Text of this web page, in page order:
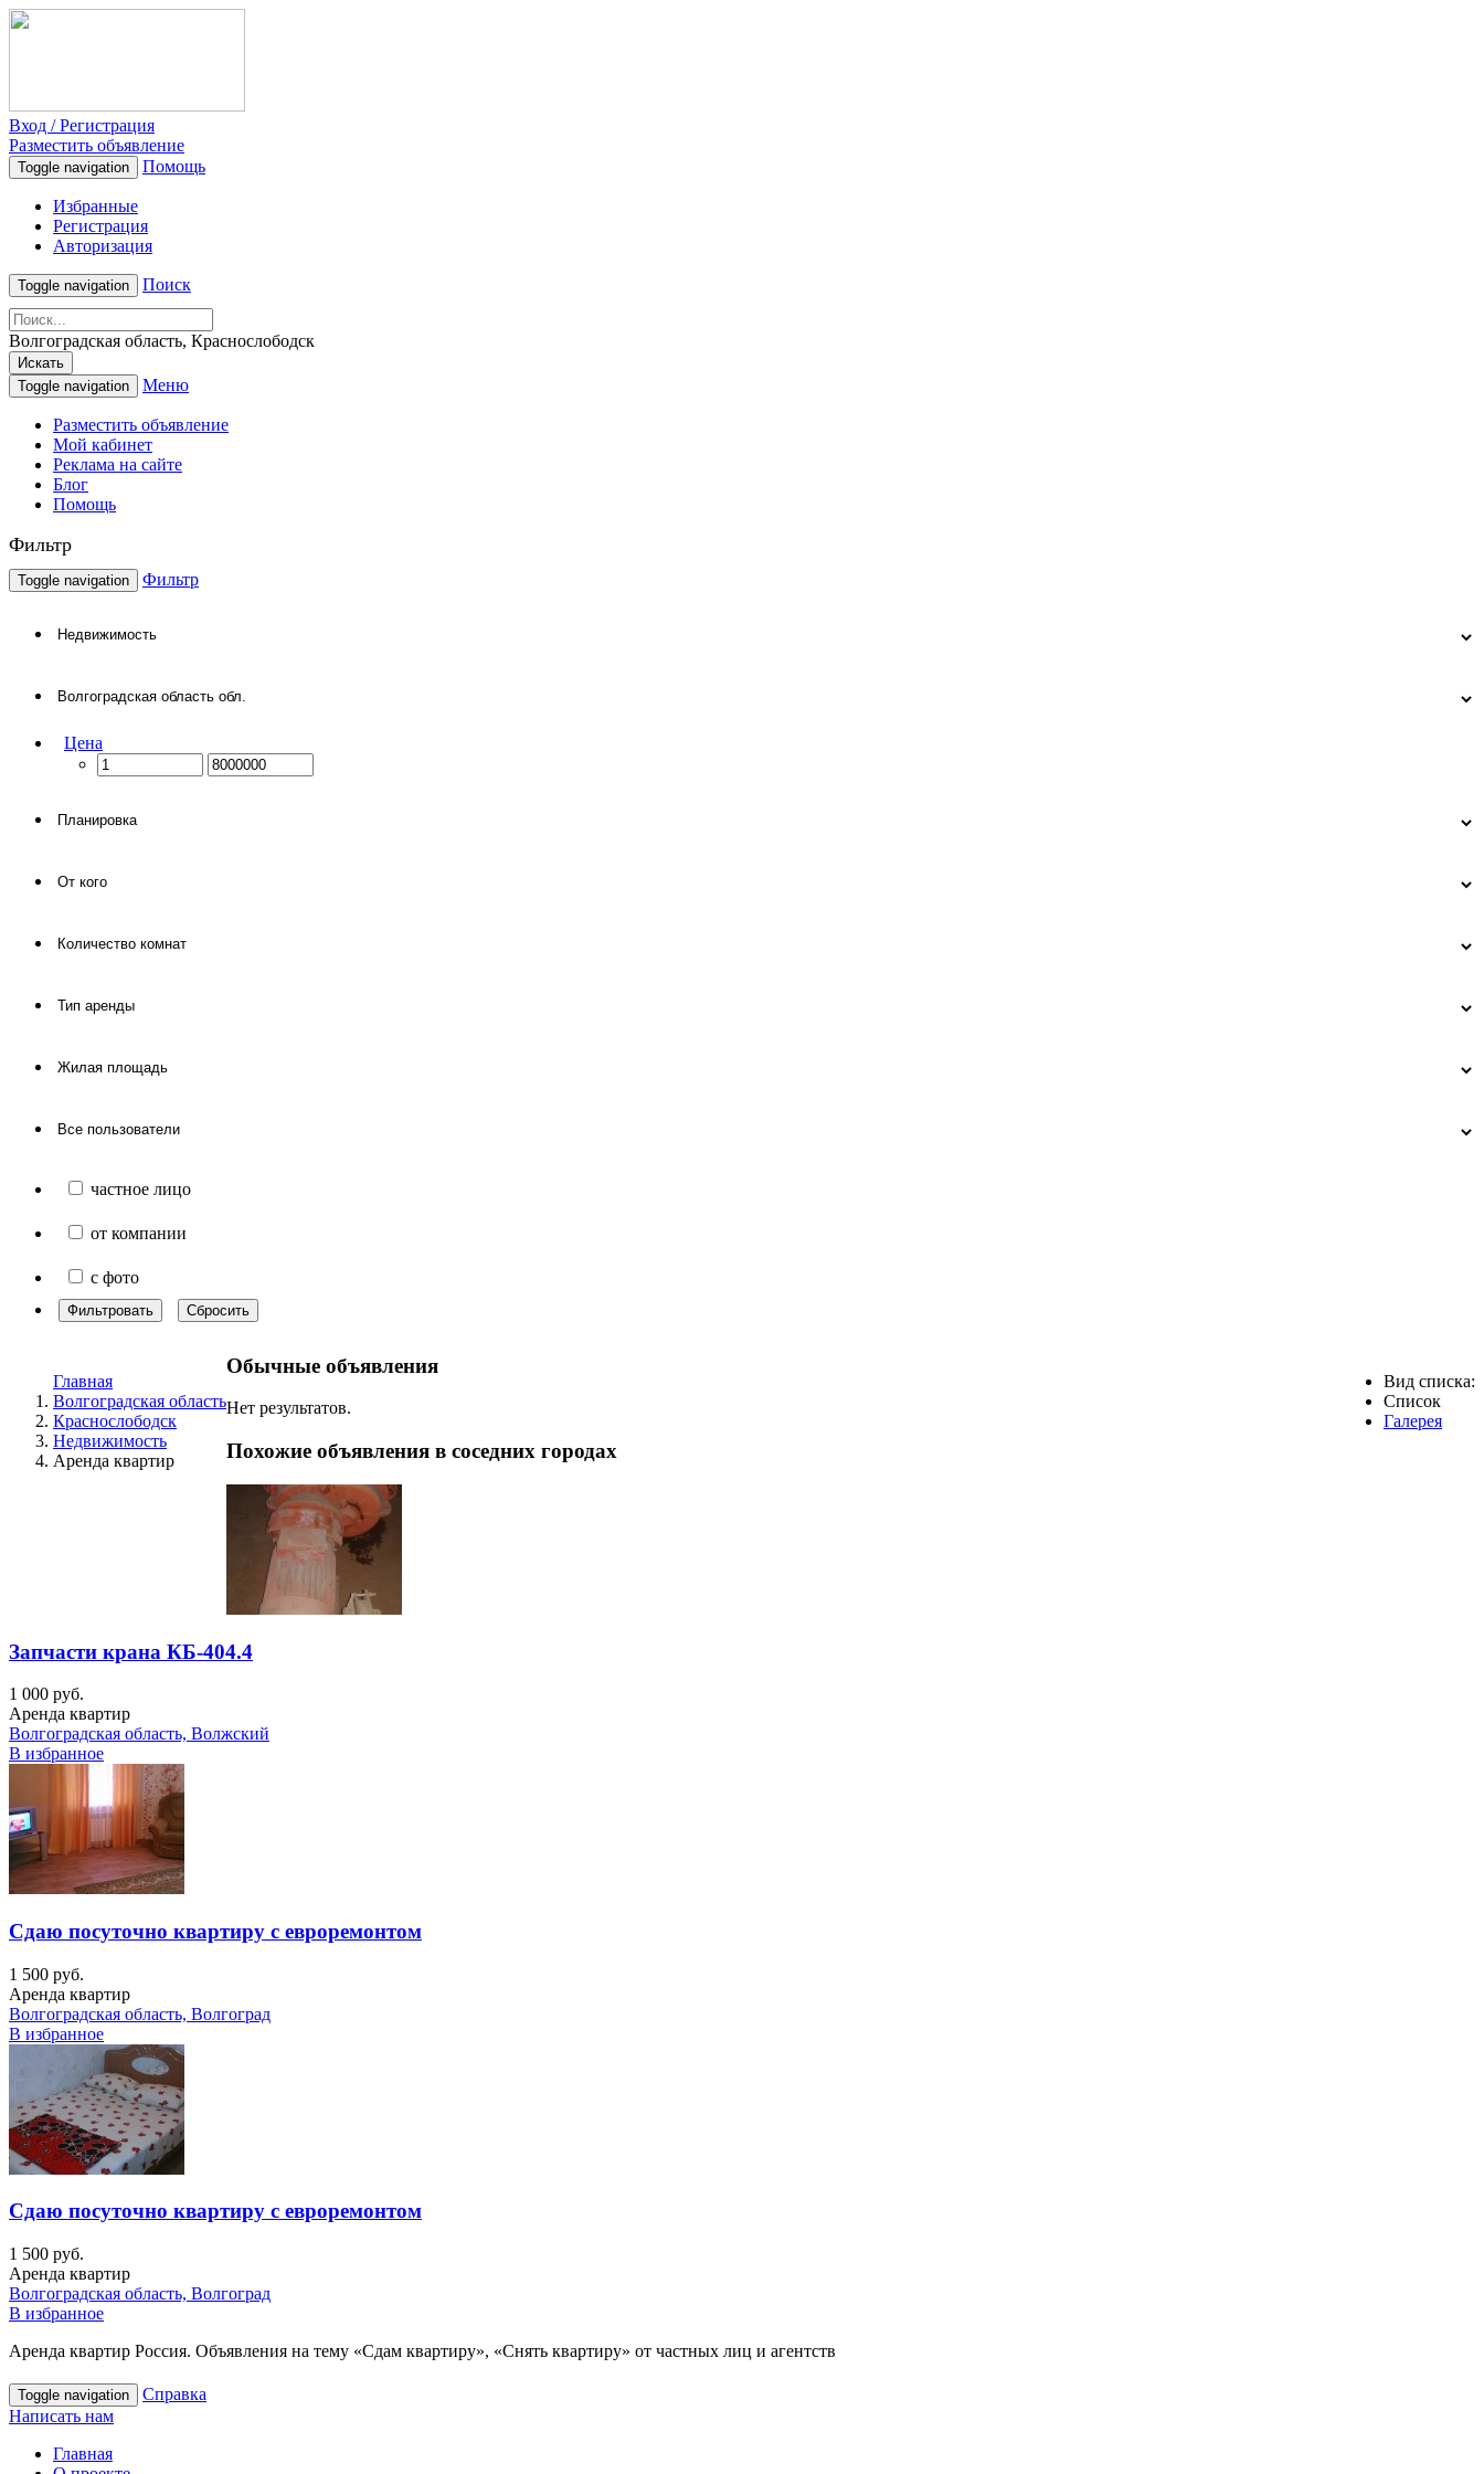
Вход / Регистрация
Разместить объявление
Toggle navigation Помощь
Избранные
Регистрация
Авторизация
Toggle navigation Поиск
Волгоградская область, Краснослободск
Искать
Toggle navigation
Меню
Разместить объявление
Мой кабинет
Реклама на сайте
Блог
Помощь
Фильтр
Toggle navigation Фильтр
Цена
частное лицо
от компании
с фото
Фильтровать Сбросить
Главная
Волгоградская область
Краснослободск
Недвижимость
Аренда квартир
Вид списка:
Список
Галерея
Обычные объявления
Нет результатов.
Похожие объявления в соседних городах
Запчасти крана КБ-404.4
1 000 руб.
Аренда квартир
Волгоградская область, Волжский
В избранное
Сдаю посуточно квартиру с евроремонтом
1 500 руб.
Аренда квартир
Волгоградская область, Волгоград
В избранное
Сдаю посуточно квартиру с евроремонтом
1 500 руб.
Аренда квартир
Волгоградская область, Волгоград
В избранное
Аренда квартир Россия. Объявления на тему «Сдам квартиру», «Снять квартиру» от частных лиц и агентств
Toggle navigation
Справка
Написать нам
Главная